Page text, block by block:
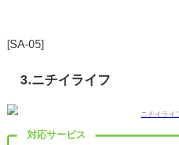
[SA-05]
3.ニチイライフ
対応サービス